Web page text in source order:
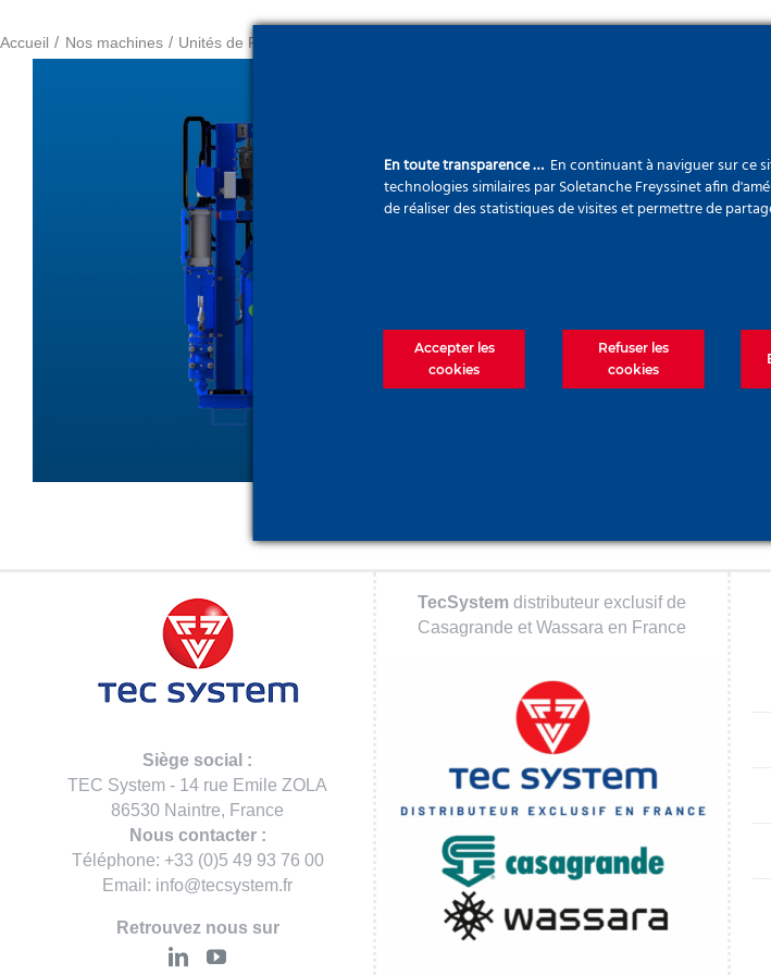
Accueil Nos machines Unités de Fabrication et injection
MI100P
Siège social :
TEC System - 14 rue Emile ZOLA
86530 Naintre, France
Nous contacter :
Téléphone: +33 (0)5 49 93 76 00
Email: info@tecsystem.fr
Retrouvez nous sur
TecSystem distributeur exclusif de
Casagrande et Wassara en France
En toute transparence … En continuant à naviguer sur ce
technologies similaires par Soletanche Freyssinet afin
de réaliser des statistiques de visites et permettre de
Accepter les
cookies
Refuser les
cookies